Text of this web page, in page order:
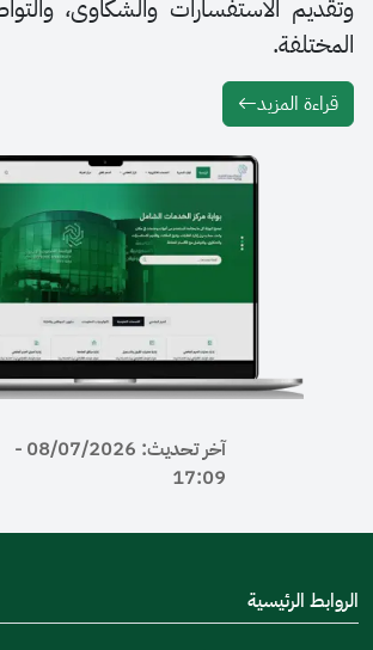
الاستفسارات والشكاوى، والتواصل مع
آخر تحديث: 08/07/2026 -